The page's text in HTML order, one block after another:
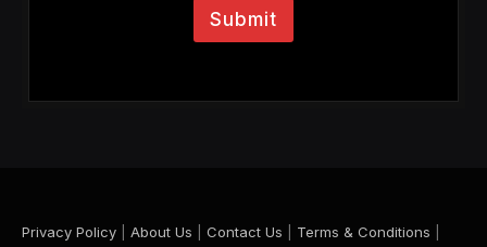
Submit
Privacy Policy About Us Contact Us Terms & Conditions